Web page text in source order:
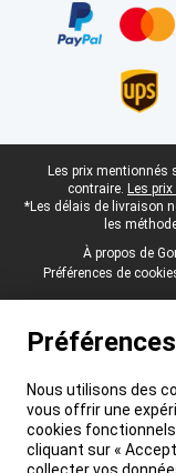
Pied-de-page légal
Les prix mentionnés
contraire. Les
*Les délais de livraison
les
À propos de
Préférences de
Nous utilisons des
vous offrir une
cookies
cliquant sur «